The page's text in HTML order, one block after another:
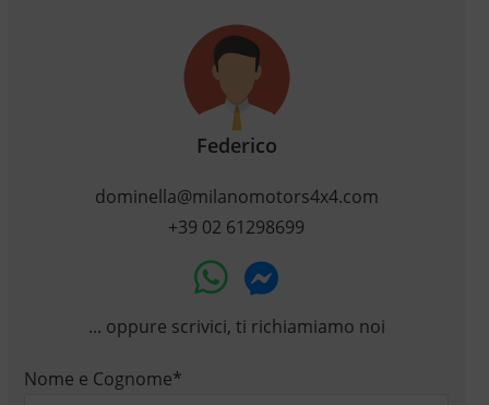
Federico
dominella@milanomotors4x4.com
+39 02 61298699
... oppure scrivici, ti richiamiamo noi
Nome e Cognome*